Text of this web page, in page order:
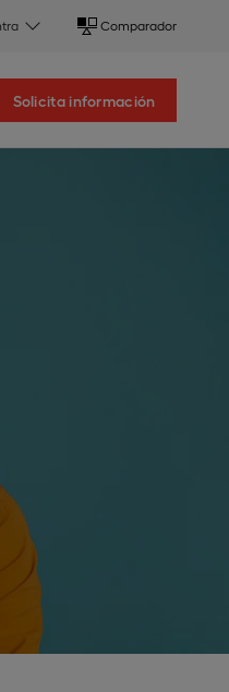
Comparador
Solicita información